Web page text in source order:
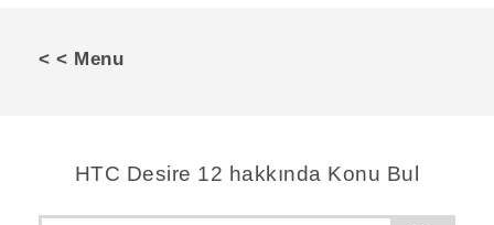
< < Menu
HTC Desire 12 hakkında Konu Bul